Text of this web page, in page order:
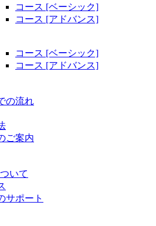
コース [ベーシック]
コース [アドバンス]
コース [ベーシック]
コース [アドバンス]
の流れ
ご案内
いて
サポート